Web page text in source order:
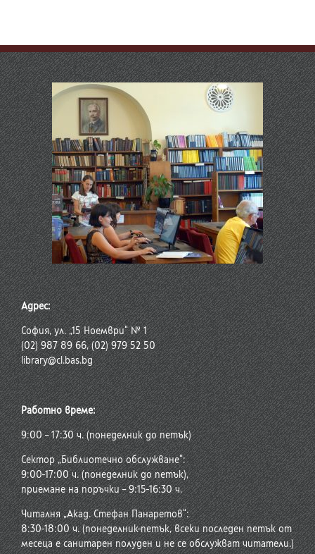
Адрес:
София, ул. „15 Ноември“ № 1
(02) 987 89 66, (02) 979 52 50
library@cl.bas.bg
Работно време:
9:00 – 17:30 ч. (понеделник до петък)
Сектор „Библиотечно обслужване“:
9:00-17:00 ч. (понеделник до петък),
приемане на поръчки – 9:15-16:30 ч.
Читалня „Акад. Стефан Панаретов“:
8:30-18:00 ч. (понеделник-петък, всеки последен петък от
месеца е санитарен полуден и не се обслужват читатели.)